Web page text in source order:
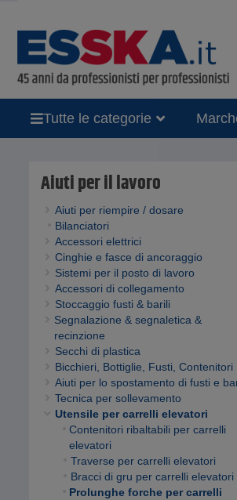
Tutte le categorie
Aiuti per il lavoro
Aiuti per riempire / dosare
Bilanciatori
Accessori elettrici
Cinghie e fasce di ancoraggio
Sistemi per il posto di lavoro
Accessori di collegamento
Stoccaggio fusti & barili
Segnalazione & segnaletica &
recinzione
Secchi di plastica
Bicchieri, Bottiglie, Fusti, Contenitori
Aiuti per lo spostamento di fusti e
Tecnica per sollevamento
Utensile per carrelli elevatori
Contenitori ribaltabili per carrelli
elevatori
Traverse per carrelli elevatori
Bracci di gru per carrelli elevatori
Prolunghe forche per carrelli